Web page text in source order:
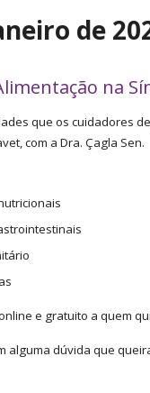
de
na
que os cuidadores
com a Dra. Çagla Sen.
e gratuito a quem
alguma dúvida que